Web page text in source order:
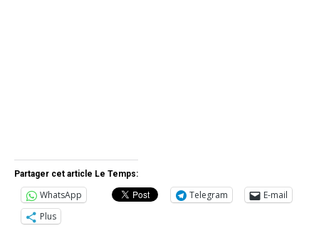
Partager cet article Le Temps:
WhatsApp Telegram
E-mail
Plus